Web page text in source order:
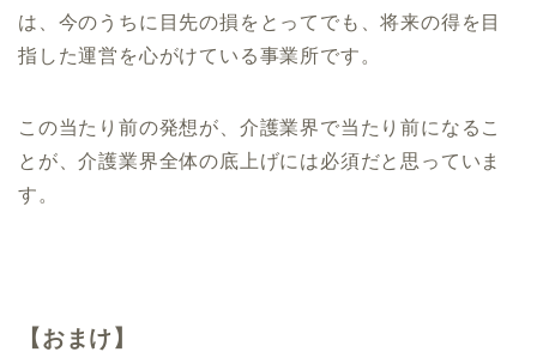
は、今のうちに目先の損をとってでも、将来の得を目
指した運営を心がけている事業所です。
この当たり前の発想が、介護業界で当たり前になるこ
とが、介護業界全体の底上げには必須だと思っていま
す。
【おまけ】